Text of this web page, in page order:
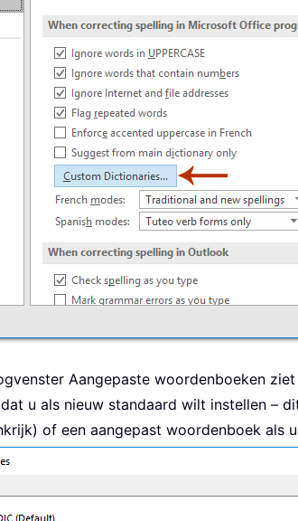
Aangepaste woordenboeken
u als nieuw standaard wilt instellen –
of een aangepast woordenboek als